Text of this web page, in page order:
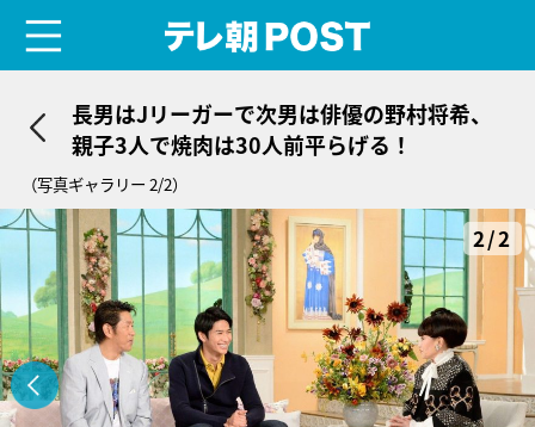
長男はJリーガーで次男は俳優の野村将希、
親子3人で焼肉は30人前平らげる！
（写真ギャラリー 2/2）
2/2